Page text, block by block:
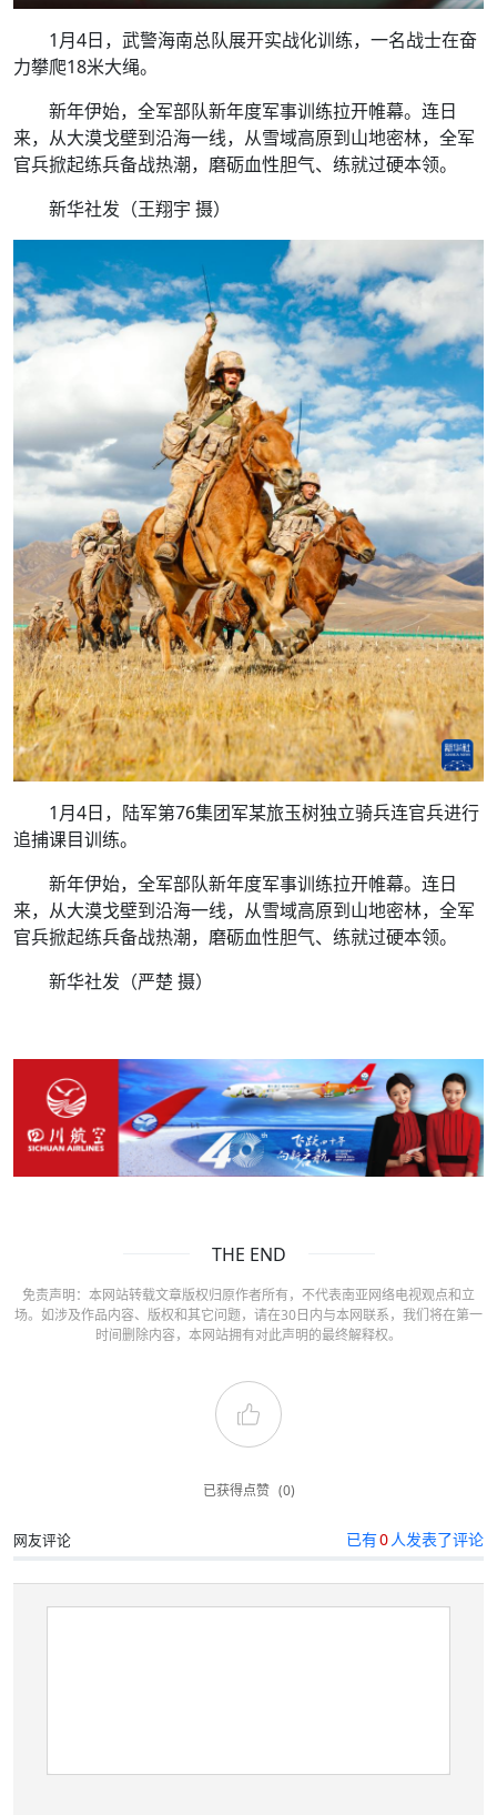
1月4日，武警海南总队展开实战化训练，一名战士在奋
力攀爬18米大绳。
新年伊始，全军部队新年度军事训练拉开帷幕。连日
来，从大漠戈壁到沿海一线，从雪域高原到山地密林，全军
官兵掀起练兵备战热潮，磨砺血性胆气、练就过硬本领。
新华社发（王翔宇 摄）
追捕课目训练。
新年伊始，全军部队新年度军事训练拉开帷幕。连日
来，从大漠戈壁到沿海一线，从雪域高原到山地密林，全军
官兵掀起练兵备战热潮，磨砺血性胆气、练就过硬本领。
THE END
免责声明：本网站转载文章版权归原作者所有，不代表南亚网络电视观点和立
场。如涉及作品内容、版权和其它问题，请在30日内与本网联系，我们将在第一
网友评论 已有0人发表了评论